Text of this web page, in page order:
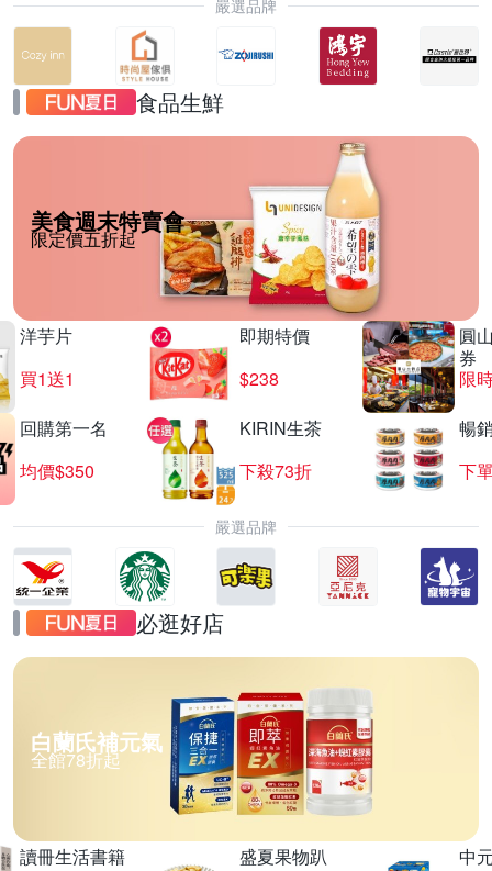
嚴選品牌
食品生鮮
美食週末特賣會
限定價五折起
洋芋片
買1送1
即期特價
$238
圓
券
限
回購第一名
均價$350
KIRIN生茶
下殺73折
暢
下
嚴選品牌
必逛好店
白蘭氏補元氣
全館78折起
讀冊生活書籍
盛夏果物趴
中